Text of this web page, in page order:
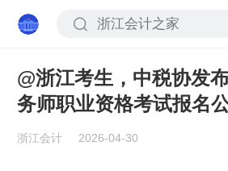
@浙江考生，中税协发
务师职业资格考试报名
浙江会计 2026-04-30